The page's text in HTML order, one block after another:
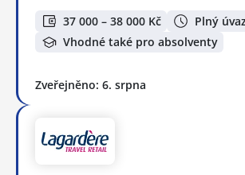
37 000 – 38 000 Kč
Plný
Vhodné také pro absolventy
Zveřejněno: 6. srpna